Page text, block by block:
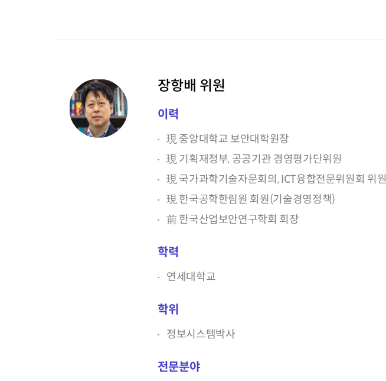
장항배 위원
이력
現 중앙대학교 보안대학원장
現 기획재정부, 공공기관 경영평가단위원
現 국가과학기술자문회의, ICT융합전문위원회 위원
現 한국공학한림원 회원(기술경영정책)
前 한국산업보안연구학회 회장
학력
연세대학교
학위
정보시스템박사
전문분야